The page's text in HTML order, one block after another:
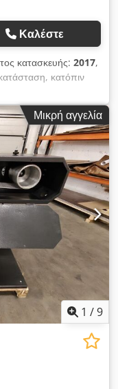
Καλέστε
κατασκευής: 2017,
κατόπιν
λειαντική μηχανή
στρογγυλών ή οβάλ
σύστημα που
των τεμαχίων
αυτόματα.
μήκος τεμαχίου με
mm. Αριθμός
kW. Dodpfx Aszp
10-30 m/s.
Μικρή αγγελία
1 /9